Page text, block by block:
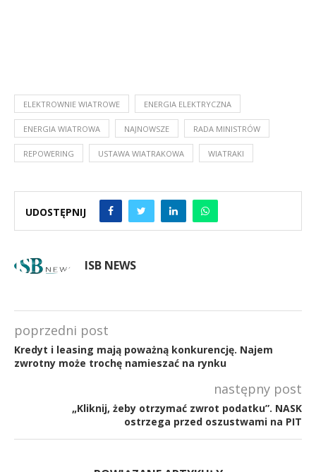
ELEKTROWNIE WIATROWE ENERGIA ELEKTRYCZNA
ENERGIA WIATROWA NAJNOWSZE RADA MINISTRÓW
REPOWERING USTAWA WIATRAKOWA WIATRAKI
UDOSTĘPNIJ
ISB NEWS
poprzedni post
Kredyt i leasing mają poważną konkurencję. Najem
zwrotny może trochę namieszać na rynku
następny post
„Kliknij, żeby otrzymać zwrot podatku”. NASK
ostrzega przed oszustwami na PIT